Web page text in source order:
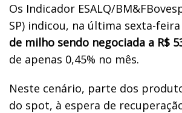
Os Indicador ESALQ/
SP) indicou, na última sexta-feira
de milho sendo negociada a R$
de apenas 0,45% no mês.
Neste cenário, parte dos
do spot, à espera de